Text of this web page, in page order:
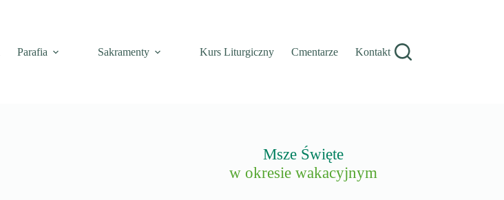
Parafia Sakramenty Kurs Liturgiczny Cmentarze Kontakt
Msze Święte
w okresie wakacyjnym